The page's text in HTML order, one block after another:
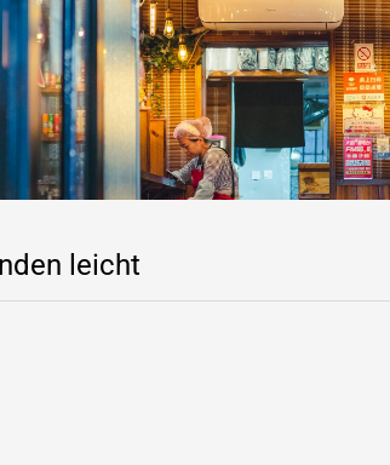
leicht